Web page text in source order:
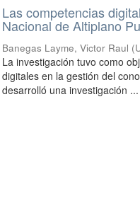
Las competencias
Nacional de Altiplano
Banegas Layme, Victor Raul (
La investigación tuvo como
digitales en la gestión del
desarrolló una investigación ...